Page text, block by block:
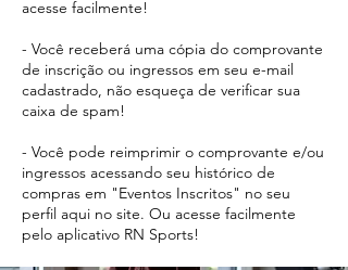
acesse facilmente!
- Você receberá uma cópia do comprovante
de inscrição ou ingressos em seu e-mail
cadastrado, não esqueça de verificar sua
caixa de spam!
- Você pode reimprimir o comprovante e/ou
ingressos acessando seu histórico de
compras em "Eventos Inscritos" no seu
perfil aqui no site. Ou acesse facilmente
pelo aplicativo RN Sports!